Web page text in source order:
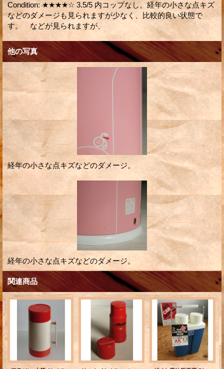
Condition: ★★★★☆ 3.5/5 内コップなし。経年の小さな点キズ
などのダメージも見られますが少なく、比較的良い状態で
す。 などが見られますが、
他の写真
経年の小さな点キズなどのダメージ。
経年の小さな点キズなどのダメージ。
関連商品